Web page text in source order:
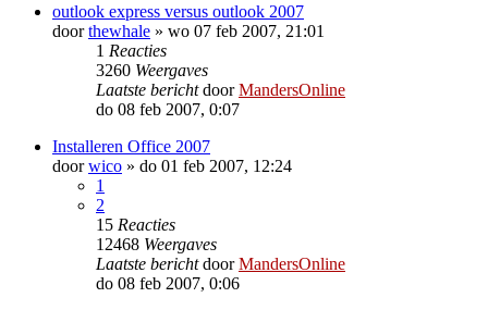
outlook express versus outlook 2007
doorthewhale » wo 07 feb 2007, 21:01
1 Reacties
3260 Weergaves
Laatste berichtdoorMandersOnline
do 08 feb 2007, 0:07
Installeren Office 2007
doorwico » do 01 feb 2007, 12:24
1
2
15 Reacties
12468 Weergaves
Laatste berichtdoorMandersOnline
do 08 feb 2007, 0:06